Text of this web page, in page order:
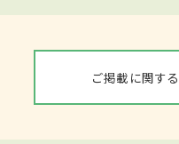
ご掲載に関す